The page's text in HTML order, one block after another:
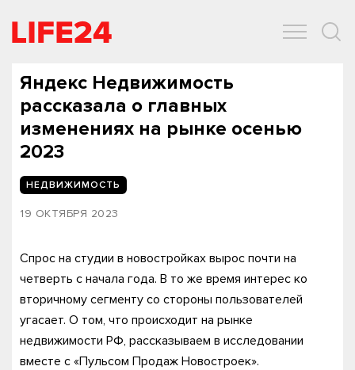
Яндекс Недвижимость
рассказала о главных
изменениях на рынке осенью
2023
НЕДВИЖИМОСТЬ
19 ОКТЯБРЯ 2023
Спрос на студии в новостройках вырос почти на
четверть с начала года. В то же время интерес ко
вторичному сегменту со стороны пользователей
угасает. О том, что происходит на рынке
недвижимости РФ, рассказываем в исследовании
вместе с «Пульсом Продаж Новостроек».